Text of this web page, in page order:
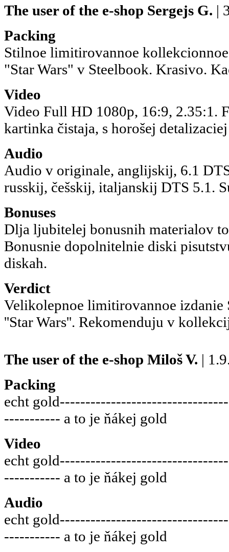
The user of the e-shop Sergejs G. |
Packing
Stilnoe limitirovannoe
"Star Wars" v Steelbook. Krasivo.
Video
Video Full HD 1080p, 16:9, 2.35:1.
kartinka čistaja, s horošej
Audio
Audio v originale, anglijskij, 6.1
russkij, češskij, italjanskij DTS 5.1.
Bonuses
Dlja ljubitelej bonusnih materialov
Bonusnie dopolnitelnie diski
diskah.
Verdict
Velikolepnoe limitirovannoe izdanie
''Star Wars''. Rekomenduju v
The user of the e-shop Miloš V. |
Packing
echt
----------- a to je ňákej gold
Video
echt
----------- a to je ňákej gold
Audio
echt
----------- a to je ňákej gold